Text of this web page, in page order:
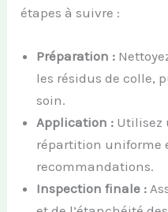
étapes à suivre :
Préparation :
les résidus de colle,
soin.
Application : Utilisez
répartition uniforme
recommandations.
Inspection finale :